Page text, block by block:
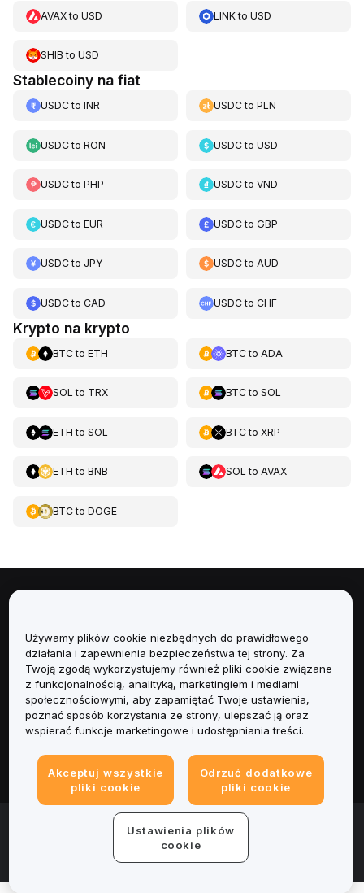
AVAXto USD LINKtoUSD
SHIB to USD
Stablecoiny na fiat
USDCto INR USDCtoPLN
USDCto RON USDCtoUSD
USDCto PHP USDCtoVND
USDCto EUR USDCtoGBP
USDCto JPY USDCtoAUD
USDCto CAD USDCtoCHF
Krypto na krypto
BTCto ETH BTCto ADA
SOL to TRX BTCto SOL
ETH to SOL BTCto XRP
ETH to BNB SOL to AVAX
BTCto DOGE
Usługi
Obsługa Klienta
Produkty
Informacje prawne
© 2025-2026 Bybit.eu. All rights reserved.
Warunki świadczenia usług | Polityka Prywatności
firmy (Impressum)
Centrum preferencji plików cookie
Używamy plików cookie niezbędnych do prawidłowego
działania i zapewnienia bezpieczeństwa tej strony. Za
Twoją zgodą wykorzystujemy również pliki cookie związane
z funkcjonalnością, analityką, marketingiem i mediami
społecznościowymi, aby zapamiętać Twoje ustawienia,
poznać sposób korzystania ze strony, ulepszać ją oraz
wspierać funkcje marketingowe i udostępniania treści.
Akceptuj wszystkie
pliki cookie
Odrzuć dodatkowe
pliki cookie
Ustawienia plików
cookie